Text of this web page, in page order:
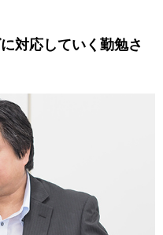
対応していく勤勉さ